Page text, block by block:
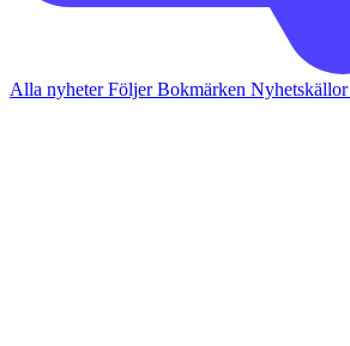
Alla nyheterFöljerBokmärken Nyhetskällor